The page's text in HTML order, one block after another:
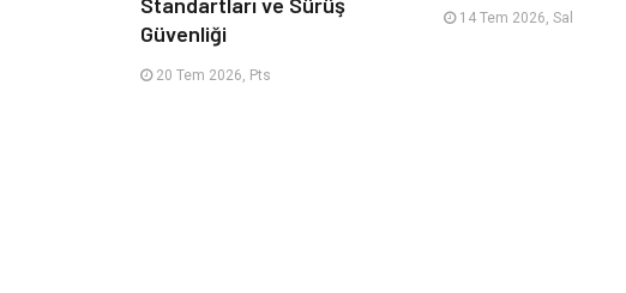
Güvenliği
20 Tem 2026, Pts
14 Tem 2026, Sal